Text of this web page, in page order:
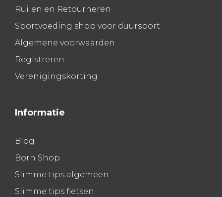
Ruilen en Retourneren
Sportvoeding shop voor duursport
Algemene voorwaarden
Registreren
Verenigingskorting
Informatie
Blog
Born Shop
Slimme tips algemeen
Slimme tips fietsen